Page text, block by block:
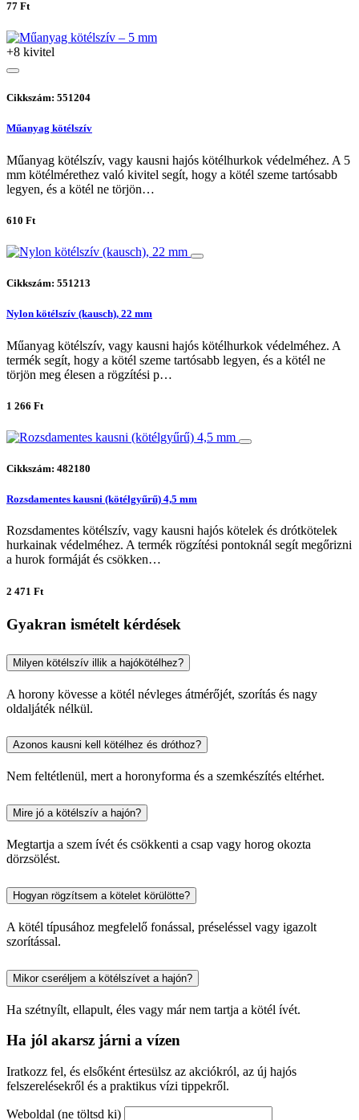
77 Ft
+8 kivitel
Cikkszám: 551204
Műanyag kötélszív
Műanyag kötélszív, vagy kausni hajós kötélhurkok védelméhez. A 5
mm kötélmérethez való kivitel segít, hogy a kötél szeme tartósabb
legyen, és a kötél ne törjön…
610 Ft
Cikkszám: 551213
Nylon kötélszív (kausch), 22 mm
Műanyag kötélszív, vagy kausni hajós kötélhurkok védelméhez. A
termék segít, hogy a kötél szeme tartósabb legyen, és a kötél ne
törjön meg élesen a rögzítési p…
1 266 Ft
Cikkszám: 482180
Rozsdamentes kausni (kötélgyűrű) 4,5 mm
Rozsdamentes kötélszív, vagy kausni hajós kötelek és drótkötelek
hurkainak védelméhez. A termék rögzítési pontoknál segít megőrizni
a hurok formáját és csökken…
2 471 Ft
Gyakran ismételt kérdések
Milyen kötélszív illik a hajókötélhez?
A horony kövesse a kötél névleges átmérőjét, szorítás és nagy
oldaljáték nélkül.
Azonos kausni kell kötélhez és dróthoz?
Nem feltétlenül, mert a horonyforma és a szemkészítés eltérhet.
Mire jó a kötélszív a hajón?
Megtartja a szem ívét és csökkenti a csap vagy horog okozta
dörzsölést.
Hogyan rögzítsem a kötelet körülötte?
A kötél típusához megfelelő fonással, préseléssel vagy igazolt
szorítással.
Mikor cseréljem a kötélszívet a hajón?
Ha szétnyílt, ellapult, éles vagy már nem tartja a kötél ívét.
Ha jól akarsz járni a vízen
Iratkozz fel, és elsőként értesülsz az akciókról, az új hajós
felszerelésekről és a praktikus vízi tippekről.
Weboldal (ne töltsd ki)